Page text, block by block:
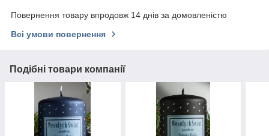
Повернення товару впродовж 14 днів за домовленістю
Всі умови повернення
Подібні товари компанії